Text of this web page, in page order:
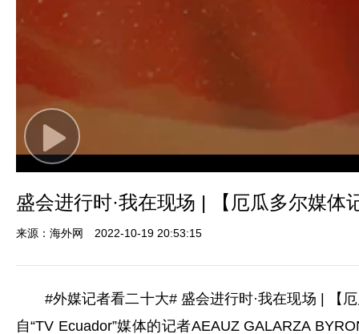
Play
Video
盛会进行时·我在现场 | 【厄瓜多尔媒
来源：海外网 2022-10-19 20:53:15
#外媒记者看二十大# 盛会进行时·我在现场 | 【
自“TV Ecuador”媒体的记者AEAUZ GALARZA